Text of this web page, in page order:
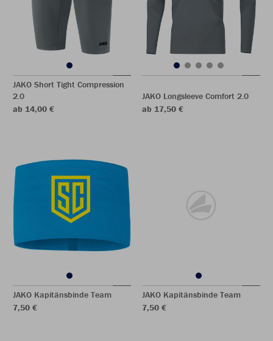
JAKO Short Tight Compression
2.0
ab 14,00 €
JAKO Longsleeve Comfort 2.0
ab 17,50 €
JAKO Kapitänsbinde Team
7,50 €
JAKO Kapitänsbinde Team
7,50 €